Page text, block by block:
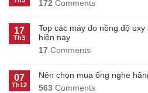
172 Comments
17
Th3
Top các máy đo nồng độ
hiện nay
17 Comments
07
Th12
Nên chọn mua ống nghe
563 Comments